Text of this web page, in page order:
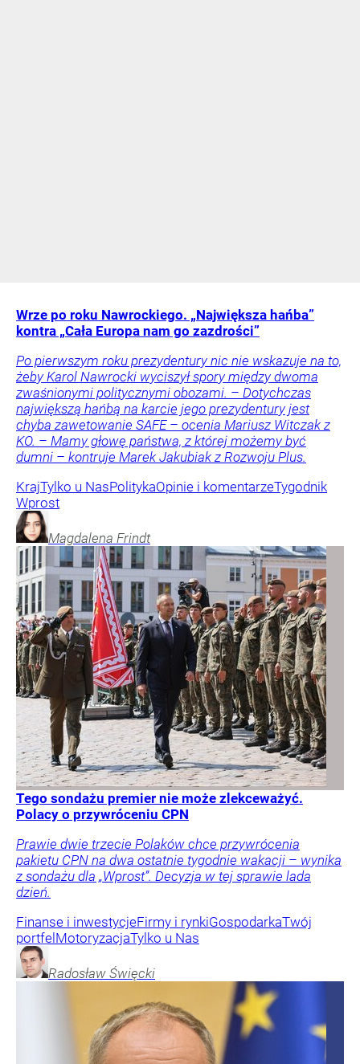
Wrze po roku Nawrockiego. „Największa hańba”
kontra „Cała Europa nam go zazdrości”
Po pierwszym roku prezydentury nic nie wskazuje na to,
żeby Karol Nawrocki wyciszył spory między dwoma
zwaśnionymi politycznymi obozami. – Dotychczas
największą hańbą na karcie jego prezydentury jest
chyba zawetowanie SAFE – ocenia Mariusz Witczak z
KO. – Mamy głowę państwa, z której możemy być
dumni – kontruje Marek Jakubiak z Rozwoju Plus.
KrajTylko u NasPolitykaOpinie i komentarzeTygodnik
Wprost
Magdalena Frindt
Tego sondażu premier nie może zlekceważyć.
Polacy o przywróceniu CPN
Prawie dwie trzecie Polaków chce przywrócenia
pakietu CPN na dwa ostatnie tygodnie wakacji – wynika
z sondażu dla „Wprost”. Decyzja w tej sprawie lada
dzień.
Finanse i inwestycjeFirmy i rynkiGospodarkaTwój
portfelMotoryzacjaTylko u Nas
Radosław Święcki